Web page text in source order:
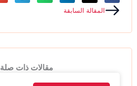
Prevالمقالة السابقة
مقالات ذات صلة